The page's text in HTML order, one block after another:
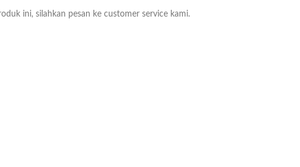
ini, silahkan pesan ke customer service kami.